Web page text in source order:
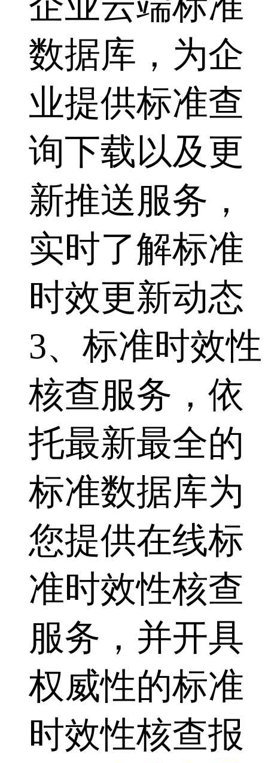
数据库，为企
业提供标准查
询下载以及更
新推送服务，
实时了解标准
时效更新动态
3、标准时效性
核查服务，依
托最新最全的
标准数据库为
您提供在线标
准时效性核查
服务，并开具
权威性的标准
时效性核查报